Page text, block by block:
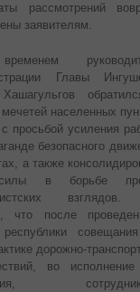
рассмотрений
заявителям.
Главы
населенных
с просьбой усиления
безопасного
а также
в борьбе
что после
республики
дорожно-
во